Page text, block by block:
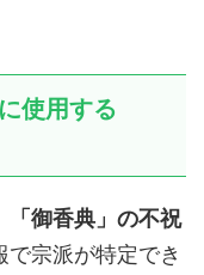
使用する
「御香典」の不祝
宗派が特定でき